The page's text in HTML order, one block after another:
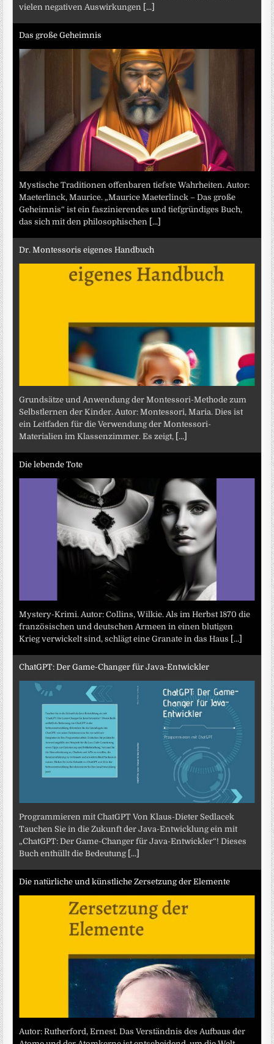
vielen negativen Auswirkungen
[...]
Das große Geheimnis
Mystische Traditionen offenbaren tiefste Wahrheiten. Autor:
Maeterlinck, Maurice. „Maurice Maeterlinck – Das große
Geheimnis“ ist ein faszinierendes und tiefgründiges Buch,
das sich mit den philosophischen
[...]
Dr. Montessoris eigenes Handbuch
Grundsätze und Anwendung der Montessori-Methode zum
Selbstlernen der Kinder. Autor: Montessori, Maria. Dies ist
ein Leitfaden für die Verwendung der Montessori-
Materialien im Klassenzimmer. Es zeigt,
[...]
Die lebende Tote
Mystery-Krimi. Autor: Collins, Wilkie. Als im Herbst 1870 die
französischen und deutschen Armeen in einen blutigen
Krieg verwickelt sind, schlägt eine Granate in das Haus
[...]
ChatGPT: Der Game-Changer für Java-Entwickler
Programmieren mit ChatGPT Von Klaus-Dieter Sedlacek
Tauchen Sie in die Zukunft der Java-Entwicklung ein mit
„ChatGPT: Der Game-Changer für Java-Entwickler“! Dieses
Buch enthüllt die Bedeutung [...]
Die natürliche und künstliche Zersetzung der Elemente
Autor: Rutherford, Ernest. Das Verständnis des Aufbaus der